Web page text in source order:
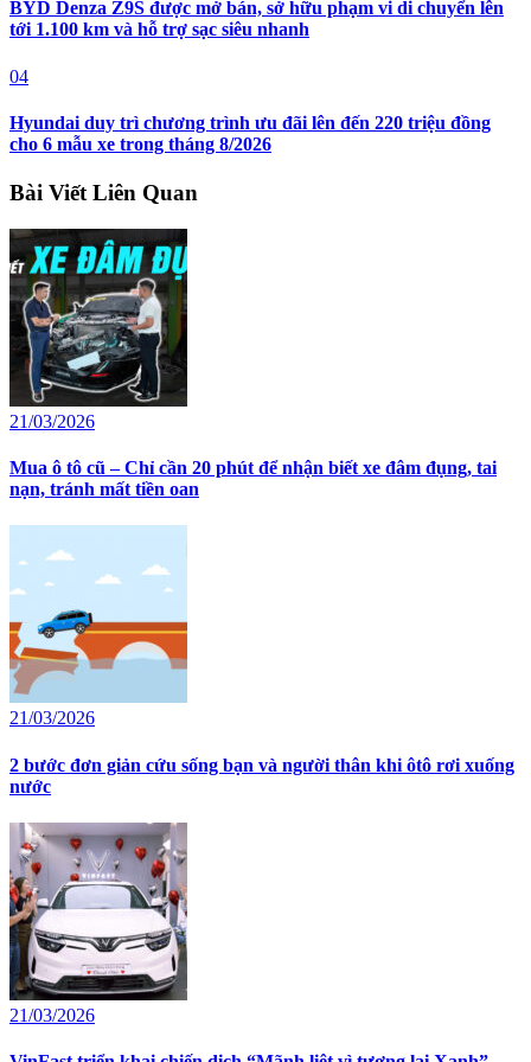
BYD Denza Z9S được mở bán, sở hữu phạm vi di chuyển lên
tới 1.100 km và hỗ trợ sạc siêu nhanh
04
Hyundai duy trì chương trình ưu đãi lên đến 220 triệu đồng
cho 6 mẫu xe trong tháng 8/2026
Bài Viết Liên Quan
21/03/2026
Mua ô tô cũ – Chỉ cần 20 phút để nhận biết xe đâm đụng, tai
nạn, tránh mất tiền oan
21/03/2026
2 bước đơn giản cứu sống bạn và người thân khi ôtô rơi xuống
nước
21/03/2026